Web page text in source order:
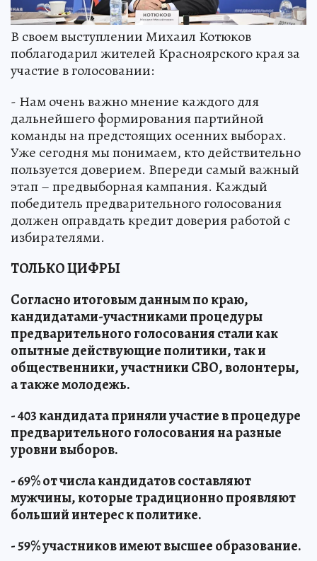
В своем выступлении Михаил Котюков
поблагодарил жителей Красноярского края за
участие в голосовании:
- Нам очень важно мнение каждого для
дальнейшего формирования партийной
команды на предстоящих осенних выборах.
Уже сегодня мы понимаем, кто действительно
пользуется доверием. Впереди самый важный
этап – предвыборная кампания. Каждый
победитель предварительного голосования
должен оправдать кредит доверия работой с
избирателями.
ТОЛЬКО ЦИФРЫ
Согласно итоговым данным по краю,
кандидатами-участниками процедуры
предварительного голосования стали как
опытные действующие политики, так и
общественники, участники СВО, волонтеры,
а также молодежь.
- 403 кандидата приняли участие в процедуре
предварительного голосования на разные
уровни выборов.
- 69% от числа кандидатов составляют
мужчины, которые традиционно проявляют
больший интерес к политике.
- 59% участников имеют высшее образование.